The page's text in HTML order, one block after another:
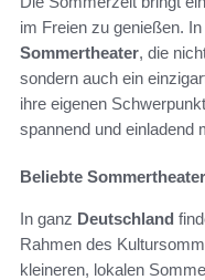
im Freien zu genießen. In
Sommertheater, die
sondern auch ein
ihre eigenen
spannend und einladend
Beliebte
In ganz Deutschland
Rahmen des
kleineren, lokalen